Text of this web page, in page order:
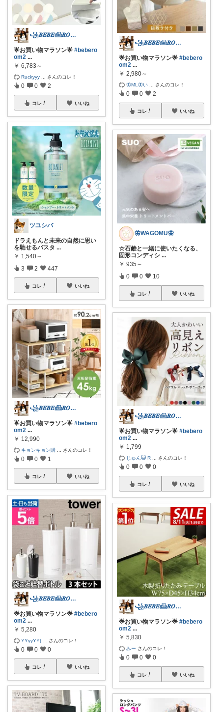
꧁𝑩𝑬𝑩𝑬𓊝𝑹𝑶𝑶𝑴꧂
🌟お買い物マラソン🌟 #bebero
om2 ...
￥ 6,783～
Ruckyyy さんのコレ！
0 0 2
コレ いいね
ツユシバ
ドラえもんと未来の自然に思い
を馳せるバスタ ...
￥ 1,540～
3 2 447
コレ いいね
꧁𝑩𝑬𝑩𝑬𓊝𝑹𝑶𝑶𝑴꧂
🌟お買い物マラソン🌟 #bebero
om2 ...
￥ 12,990
キョンキョン購 さんのコレ！
0 0 1
コレ いいね
꧁𝑩𝑬𝑩𝑬𓊝𝑹𝑶𝑶𝑴꧂
🌟お買い物マラソン🌟 #bebero
om2 ...
￥ 5,280
YYyyYY( さんのコレ！
0 0 0
コレ いいね
꧁𝑩𝑬𝑩𝑬𓊝𝑹𝑶𝑶𝑴꧂
🌟お買い物マラソン🌟 #bebero
om2 ...
￥ 2,980～
🦋ML🦋い さんのコレ！
0 0 2
コレ いいね
🦋WAGOMU🦋
☆石鹸と一緒に使いたくなる、
固形コンディシ ...
￥ 935～
0 0 10
コレ いいね
꧁𝑩𝑬𝑩𝑬𓊝𝑹𝑶𝑶𝑴꧂
🌟お買い物マラソン🌟 #bebero
om2 ...
￥ 1,799
じゅん😺 R さんのコレ！
0 0 0
コレ いいね
꧁𝑩𝑬𝑩𝑬𓊝𝑹𝑶𝑶𝑴꧂
🌟お買い物マラソン🌟 #bebero
om2 ...
￥ 5,830
みー さんのコレ！
0 0 0
コレ いいね